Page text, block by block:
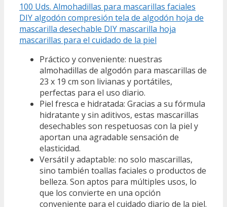
100 Uds. Almohadillas para mascarillas faciales
DIY algodón compresión tela de algodón hoja de
mascarilla desechable DIY mascarilla hoja
mascarillas para el cuidado de la piel
Práctico y conveniente: nuestras
almohadillas de algodón para mascarillas de
23 x 19 cm son livianas y portátiles,
perfectas para el uso diario.
Piel fresca e hidratada: Gracias a su fórmula
hidratante y sin aditivos, estas mascarillas
desechables son respetuosas con la piel y
aportan una agradable sensación de
elasticidad.
Versátil y adaptable: no solo mascarillas,
sino también toallas faciales o productos de
belleza. Son aptos para múltiples usos, lo
que los convierte en una opción
conveniente para el cuidado diario de la piel.